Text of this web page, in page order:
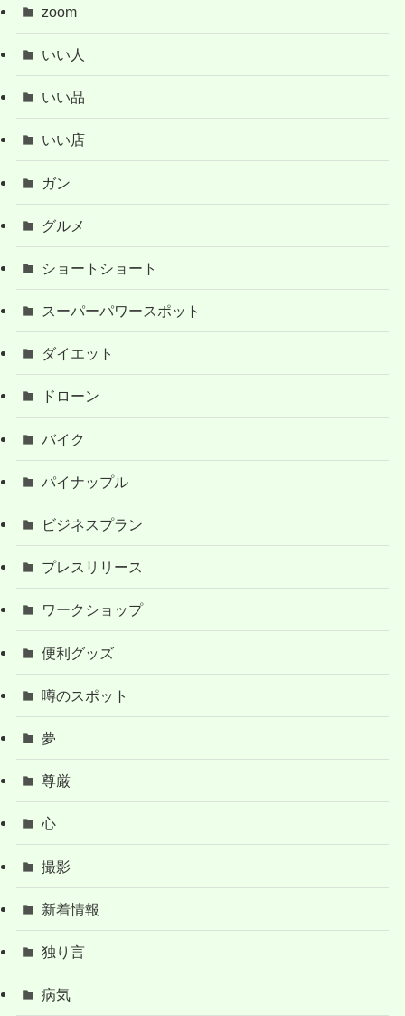
zoom
いい人
いい品
いい店
ガン
グルメ
ショートショート
スーパーパワースポット
ダイエット
ドローン
バイク
パイナップル
ビジネスプラン
プレスリリース
ワークショップ
便利グッズ
噂のスポット
夢
尊厳
心
撮影
新着情報
独り言
病気